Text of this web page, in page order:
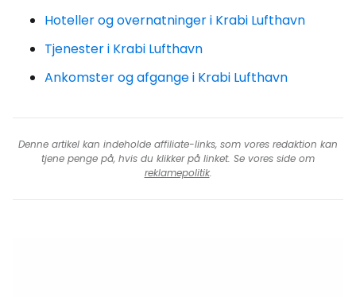
Hoteller og overnatninger i Krabi Lufthavn
Tjenester i Krabi Lufthavn
Ankomster og afgange i Krabi Lufthavn
Denne artikel kan indeholde affiliate-links, som vores redaktion kan
tjene penge på, hvis du klikker på linket. Se vores side om
reklamepolitik.